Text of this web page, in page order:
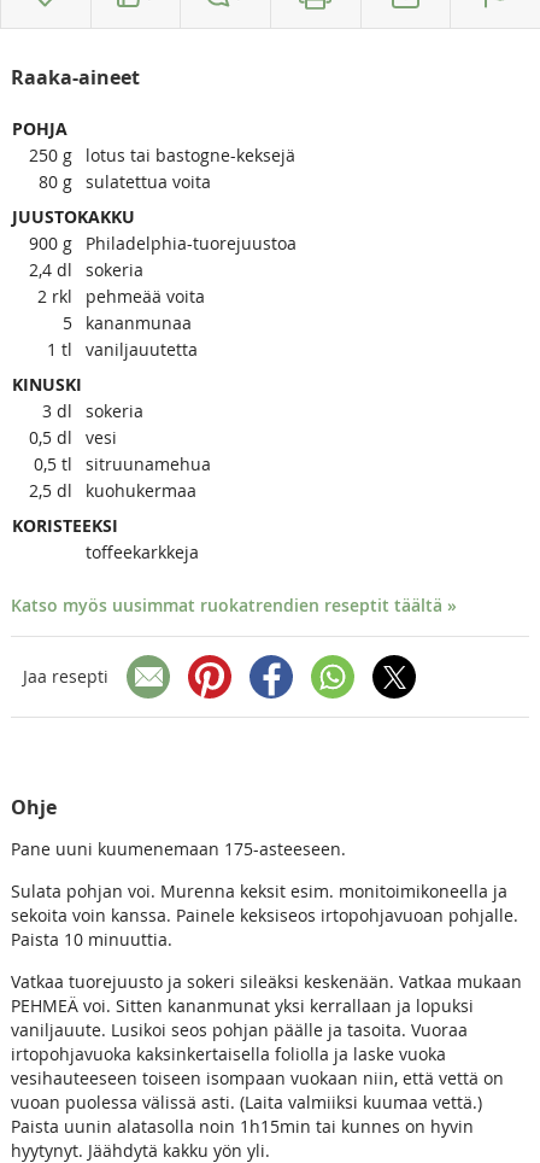
Raaka-aineet
POHJA
250 g
lotus tai bastogne-keksejä
80 g sulatettua voita
JUUSTOKAKKU
900 g
Philadelphia-tuorejuustoa
2,4 dl
sokeria
2 rkl
pehmeää voita
5
kananmunaa
1 tl
vaniljauutetta
KINUSKI
3 dl
sokeria
0,5 dl
vesi
0,5 tl
sitruunamehua
2,5 dl
kuohukermaa
KORISTEEKSI
toffeekarkkeja
Katso myös uusimmat ruokatrendien reseptit täältä »
Jaa resepti
Ohje
Pane uuni kuumenemaan 175-asteeseen.
Sulata pohjan voi. Murenna keksit esim. monitoimikoneella ja
sekoita voin kanssa. Painele keksiseos irtopohjavuoan pohjalle.
Paista 10 minuuttia.
Vatkaa tuorejuusto ja sokeri sileäksi keskenään. Vatkaa mukaan
PEHMEÄ voi. Sitten kananmunat yksi kerrallaan ja lopuksi
vaniljauute. Lusikoi seos pohjan päälle ja tasoita. Vuoraa
irtopohjavuoka kaksinkertaisella foliolla ja laske vuoka
vesihauteeseen toiseen isompaan vuokaan niin, että vettä on
vuoan puolessa välissä asti. (Laita valmiiksi kuumaa vettä.)
Paista uunin alatasolla noin 1h15min tai kunnes on hyvin
hyytynyt. Jäähdytä kakku yön yli.